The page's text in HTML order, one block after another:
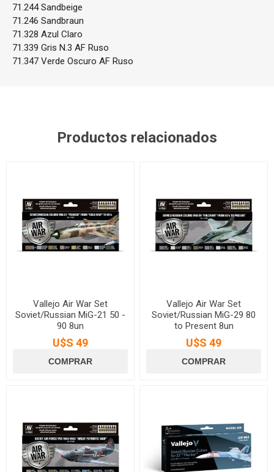
71.244 Sandbeige
71.246 Sandbraun
71.328 Azul Claro
71.339 Gris N.3 AF Ruso
71.347 Verde Oscuro AF Ruso
Productos relacionados
Vallejo Air War Set
Soviet/Russian MiG-21 50 -
90 8un
U$S 49
Vallejo Air War Set
Soviet/Russian MiG-29 80
to Present 8un
U$S 49